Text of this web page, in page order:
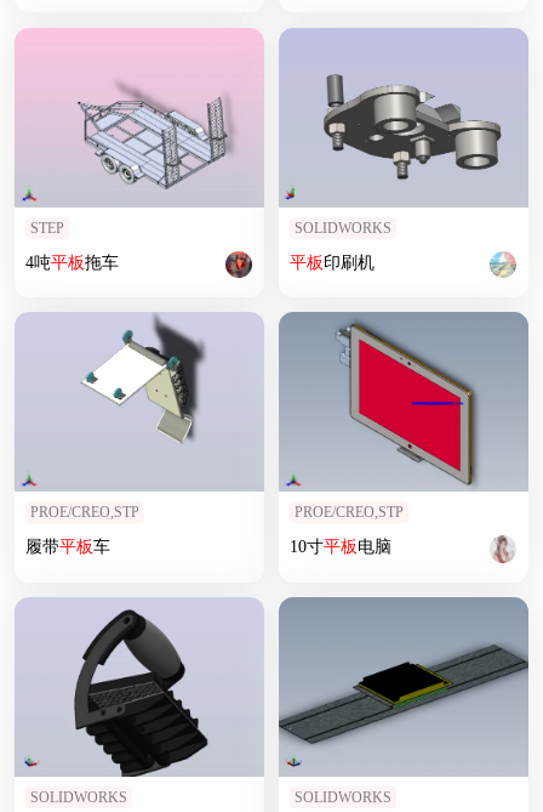
STEP
4吨平板拖车
SOLIDWORKS
平板印刷机
PROE/CREO,STP
履带平板车
PROE/CREO,STP
10寸平板电脑
SOLIDWORKS SOLIDWORKS